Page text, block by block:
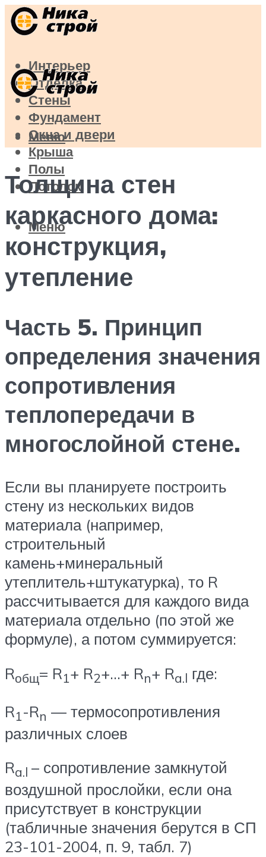
Интерьер
Отделка
Стены
Фундамент
Окна и двери
Крыша
Полы
Потолок
Меню
Меню
Толщина стен
каркасного дома:
конструкция,
утепление
Часть 5. Принцип
определения значения
сопротивления
теплопередачи в
многослойной стене.
Если вы планируете построить
стену из нескольких видов
материала (например,
строительный
камень+минеральный
утеплитель+штукатурка), то R
рассчитывается для каждого вида
материала отдельно (по этой же
формуле), а потом суммируется:
Rобщ= R1+ R2+…+ Rn+ Ra.l где:
R1-Rn — термосопротивления
различных слоев
Ra.l – сопротивление замкнутой
воздушной прослойки, если она
присутствует в конструкции
(табличные значения берутся в СП
23-101-2004, п. 9, табл. 7)